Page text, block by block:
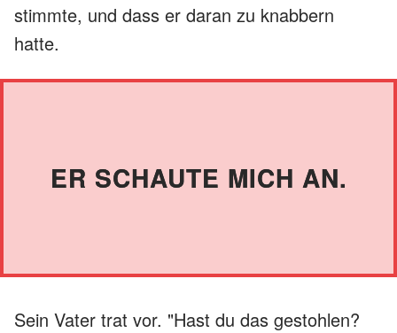
stimmte, und dass er daran zu knabbern
hatte.
ER SCHAUTE MICH AN.
Sein Vater trat vor. "Hast du das gestohlen?